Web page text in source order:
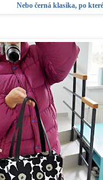
Nebo černá klasika, po